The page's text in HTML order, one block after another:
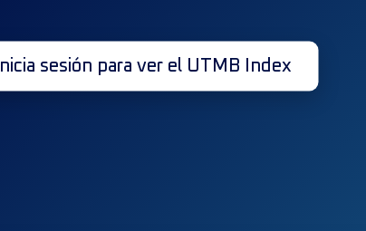
Inicia sesión para ver el UTMB Index